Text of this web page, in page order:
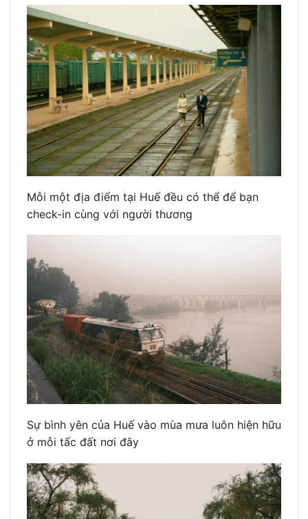
Mỗi một địa điểm tại Huế đều có thể để bạn
check-in cùng với người thương
Sự bình yên của Huế vào mùa mưa luôn hiện hữu
ở mỗi tấc đất nơi đây